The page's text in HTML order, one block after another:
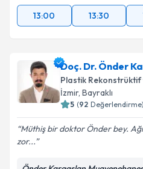
13:00
13:30
Doç. Dr. Önder
Plastik
İzmir, Bayraklı
5 (92 Değerlendirme)
Müthiş bir doktor Önder bey.
zor...